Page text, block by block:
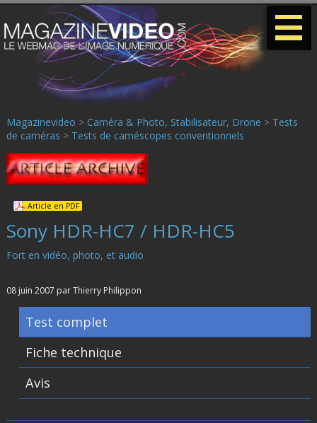
Magazinevideo > Caméra & Photo, Stabilisateur, Drone > Tests
de caméras > Tests de caméscopes conventionnels
Article en PDF
Sony HDR-HC7 / HDR-HC5
Fort en vidéo, photo, et audio
08 juin 2007 par Thierry Philippon
Test complet
Fiche technique
Avis
-
-
-